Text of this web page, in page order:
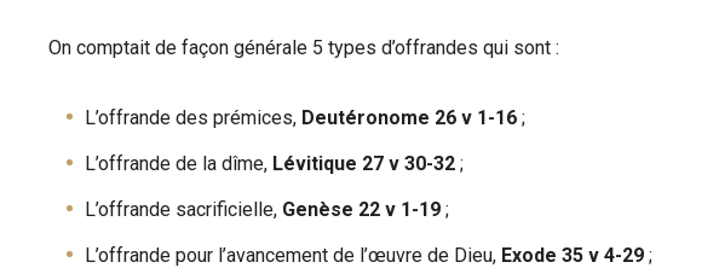
On comptait de façon générale 5 types d’offrandes qui sont :
L’offrande des prémices, Deutéronome 26 v 1-16 ;
L’offrande de la dîme, Lévitique 27 v 30-32 ;
L’offrande sacrificielle, Genèse 22 v 1-19 ;
L’offrande pour l’avancement de l’œuvre de Dieu, Exode 35 v 4-29 ;